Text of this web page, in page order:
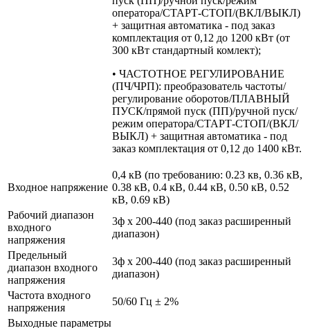
оператора/СТАРТ-СТОП/(ВКЛ/ВЫКЛ)
+ защитная автоматика - под заказ
комплектация от 0,12 до 1200 кВт (от
300 кВт стандартный комлект);
• ЧАСТОТНОЕ РЕГУЛИРОВАНИЕ
(ПЧ/ЧРП): преобразователь частоты/
регулирование оборотов/ПЛАВНЫЙ
ПУСК/прямой пуск (ПП)/ручной пуск/
режим оператора/СТАРТ-СТОП/(ВКЛ/
ВЫКЛ) + защитная автоматика - под
заказ комплектация от 0,12 до 1400 кВт.
Входное напряжение
0,4 кВ (по требованию: 0.23 кв, 0.36 кВ,
0.38 кВ, 0.4 кВ, 0.44 кВ, 0.50 кВ, 0.52
кВ, 0.69 кВ)
Рабочий диапазон
входного
напряжения
3ф х 200-440 (под заказ расширенный
диапазон)
Предельный
диапазон входного
напряжения
3ф х 200-440 (под заказ расширенный
диапазон)
Частота входного
напряжения
50/60 Гц ± 2%
Выходные параметры